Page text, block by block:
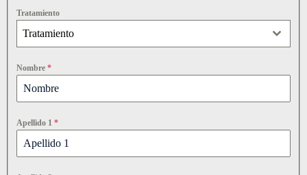
Tratamiento
Tratamiento
Nombre *
Apellido 1 *